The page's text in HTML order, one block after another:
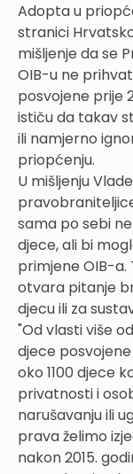
Adopta u
stranici
mišljenje da se
OIB-u ne
posvojene prije
ističu da takav
ili namjerno
priopćenju.
U mišljenju
sama po sebi
djece, ali bi
primjene OIB-a.
otvara pitanje
djecu ili za
"Od vlasti više
djece posvojene
oko 1100 djece
privatnosti i
narušavanju ili
prava želimo
nakon 2015.